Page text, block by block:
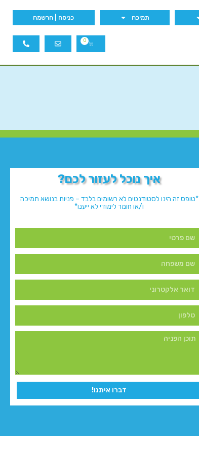
תמיכה כניסה | הרשמה
0
איך נוכל לעזור לכם?
*טופס זה הינו לסטודנטים לא רשומים בלבד – פניות בנושא תמיכה
ו/או חומר לימודי לא ייענו*
דברו איתנו!